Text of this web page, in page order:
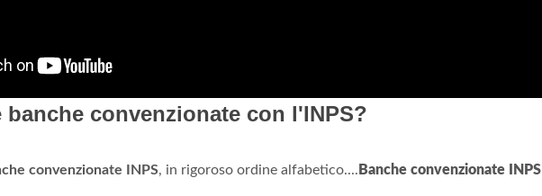
convenzionate con l'INPS?
convenzionate INPS, in rigoroso ordine alfabetico.... Banche convenzionate INPS